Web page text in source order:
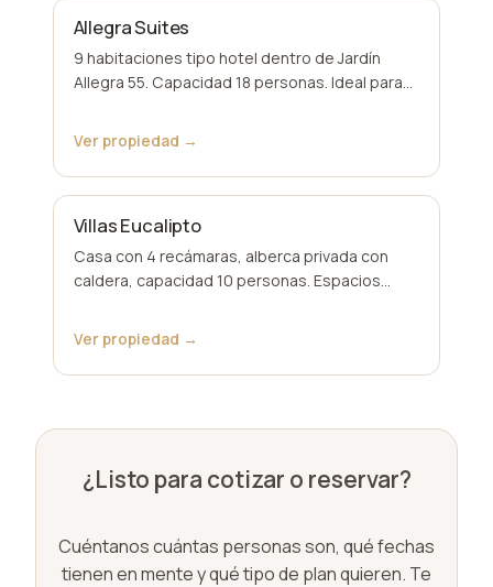
Allegra Suites
9 habitaciones tipo hotel dentro de Jardín
Allegra 55. Capacidad 18 personas. Ideal para
Ver propiedad →
Villas Eucalipto
Casa con 4 recámaras, alberca privada con
caldera, capacidad 10 personas. Espacios
Ver propiedad →
¿Listo para cotizar o reservar?
Cuéntanos cuántas personas son, qué fechas
tienen en mente y qué tipo de plan quieren. Te